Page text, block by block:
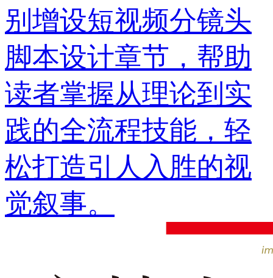
别增设短视频分镜头
脚本设计章节，帮助
读者掌握从理论到实
践的全流程技能，轻
松打造引人入胜的视
觉叙事。